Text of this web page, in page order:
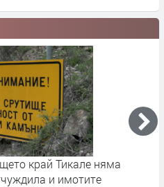
край Тикале няма
и имотите